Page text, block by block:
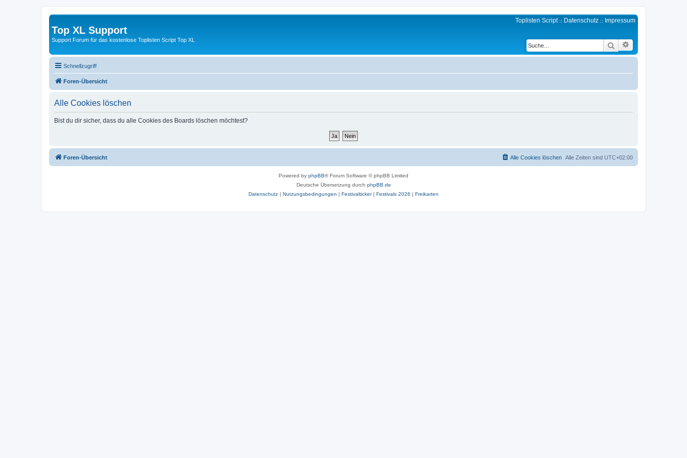
Top XL Support
Support Forum für das kostenlose Toplisten Script Top XL
Toplisten Script:: Datenschutz :: Impressum
Suche
Schnellzugriff
Foren-Übersicht
Alle Cookies löschen
Bist du dir sicher, dass du alle Cookies des Boards löschen möchtest?
Foren-Übersicht Alle Zeiten sind UTC+02:00
Alle Cookies löschen
Powered by phpBB® Forum Software © phpBB Limited
Deutsche Übersetzung durch phpBB.de
Datenschutz | Nutzungsbedingungen | Festivalticker| Festivals 2026 | Freikarten